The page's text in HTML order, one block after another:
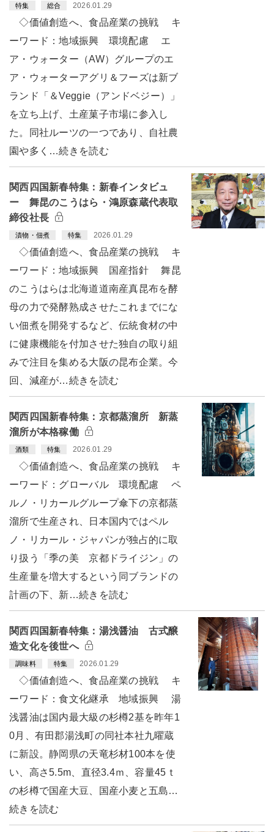
特集 総合 2026.01.29
◇価値創造へ、食品産業の挑戦 キ
ーワード：地域振興 環境配慮 エ
ア・ウォーター（AW）グループのエ
ア・ウォーターアグリ＆フーズは新ブ
ランド「＆Veggie（アンドベジー）」
を立ち上げ、土産菓子市場に参入し
た。同社ルーツの一つであり、自社農
園や多く…続きを読む
関西四国新春特集：新春インタビュ
ー 舞昆のこうはら・鴻原森蔵代表取
締役社長
漬物・佃煮 特集 2026.01.29
◇価値創造へ、食品産業の挑戦 キ
ーワード：地域振興 国産指針 舞昆
のこうはらは北海道道南産真昆布を酵
母の力で発酵熟成させたこれまでにな
い佃煮を開発するなど、伝統食材の中
に健康機能を付加させた独自の取り組
みで注目を集める大阪の昆布企業。今
回、減産が…続きを読む
関西四国新春特集：京都蒸溜所 新蒸
溜所が本格稼働
酒類 特集 2026.01.29
◇価値創造へ、食品産業の挑戦 キ
ーワード：グローバル 環境配慮 ペ
ルノ・リカールグループ傘下の京都蒸
溜所で生産され、日本国内ではペル
ノ・リカール・ジャパンが独占的に取
り扱う「季の美 京都ドライジン」の
生産量を増大するという同ブランドの
計画の下、新…続きを読む
関西四国新春特集：湯浅醤油 古式醸
造文化を後世へ
調味料 特集 2026.01.29
◇価値創造へ、食品産業の挑戦 キ
ーワード：食文化継承 地域振興 湯
浅醤油は国内最大級の杉樽2基を昨年1
0月、有田郡湯浅町の同社本社九曜蔵
に新設。静岡県の天竜杉材100本を使
い、高さ5.5m、直径3.4ｍ、容量45ｔ
の杉樽で国産大豆、国産小麦と五島…
続きを読む